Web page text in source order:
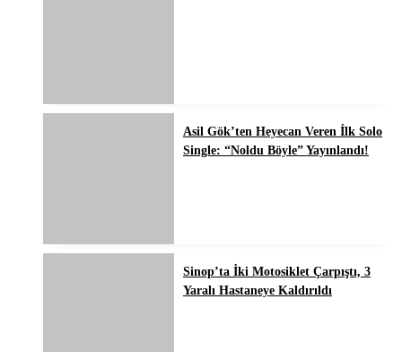
Asil Gök’ten Heyecan Veren İlk Solo
Single: “Noldu Böyle” Yayınlandı!
Sinop’ta İki Motosiklet Çarpıştı, 3
Yaralı Hastaneye Kaldırıldı